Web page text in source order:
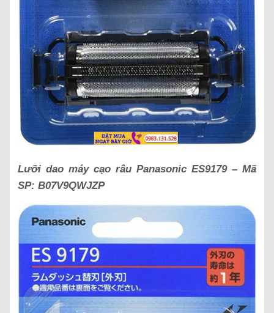
Lưỡi dao máy cạo râu Panasonic ES9179 – Mã
SP: B07V9QWJZP